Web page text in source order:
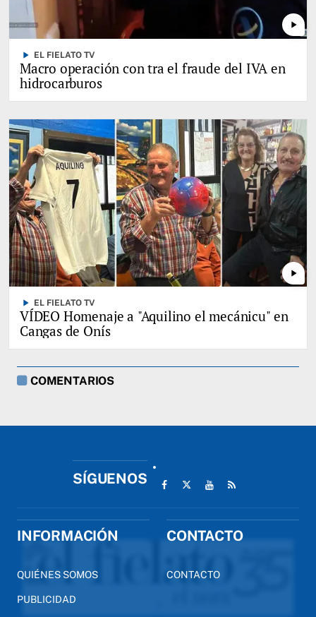
play_arrow
play_arrow EL FIELATO TV
Macro operación con tra el fraude del IVA en
hidrocarburos
play_arrow
play_arrow EL FIELATO TV
VÍDEO Homenaje a "Aquilino el mecánicu" en
Cangas de Onís
COMENTARIOS
SÍGUENOS
INFORMACIÓN
QUIÉNES SOMOS
PUBLICIDAD
CONTACTO
CONTACTO